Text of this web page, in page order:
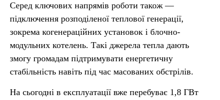
Серед ключових напрямів роботи також —
підключення розподіленої теплової генерації,
зокрема когенераційних установок і блочно-
модульних котелень. Такі джерела тепла дають
змогу громадам підтримувати енергетичну
стабільність навіть під час масованих обстрілів.
На сьогодні в експлуатації вже перебуває 1,8 ГВт